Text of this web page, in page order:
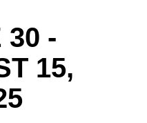
30 -
15,